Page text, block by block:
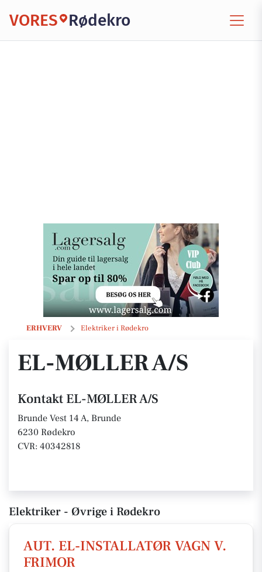
VORES Rødekro
ERHVERV Elektriker i Rødekro
EL-MØLLER A/S
EL-MØLLER A/S
Kontakt EL-MØLLER A/S
Brunde Vest 14 A, Brunde
6230 Rødekro
CVR: 40342818
Elektriker - Øvrige i Rødekro
AUT. EL-INSTALLATØR VAGN V.
FRIMOR